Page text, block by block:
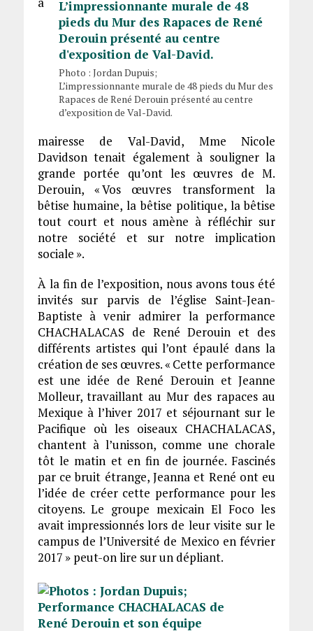
Photo : Jordan Dupuis;
L’impressionnante murale de 48 pieds du Mur des
Rapaces de René Derouin présenté au centre
d’exposition de Val-David.
mairesse de Val-David, Mme Nicole
Davidson tenait également à souligner la
grande portée qu’ont les œuvres de M.
Derouin, « Vos œuvres transforment la
bêtise humaine, la bêtise politique, la bêtise
tout court et nous amène à réfléchir sur
notre société et sur notre implication
sociale ».
À la fin de l’exposition, nous avons tous été
invités sur parvis de l’église Saint-Jean-
Baptiste à venir admirer la performance
CHACHALACAS de René Derouin et des
différents artistes qui l’ont épaulé dans la
création de ses œuvres. « Cette performance
est une idée de René Derouin et Jeanne
Molleur, travaillant au Mur des rapaces au
Mexique à l’hiver 2017 et séjournant sur le
Pacifique où les oiseaux CHACHALACAS,
chantent à l’unisson, comme une chorale
tôt le matin et en fin de journée. Fascinés
par ce bruit étrange, Jeanna et René ont eu
l’idée de créer cette performance pour les
citoyens. Le groupe mexicain El Foco les
avait impressionnés lors de leur visite sur le
campus de l’Université de Mexico en février
2017 » peut-on lire sur un dépliant.